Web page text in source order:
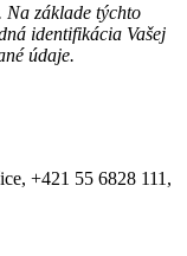
Na základe týchto
identifikácia Vašej
údaje.
+421 55 6828 111,